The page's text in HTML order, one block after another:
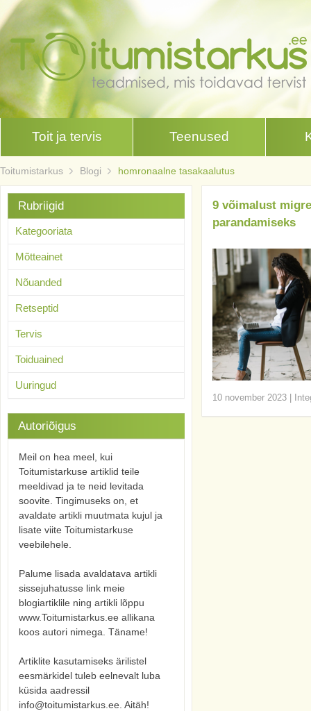
Toit ja tervis Teenused
Toitumistarkus Blogi homronaalne tasakaalutus
9 võimalust
parandamiseks
10 november 2023
Rubriigid
Kategooriata
Mõtteainet
Nõuanded
Retseptid
Tervis
Toiduained
Uuringud
Autoriõigus
Meil on hea meel, kui
Toitumistarkuse artiklid teile
meeldivad ja te neid levitada
soovite. Tingimuseks on, et
avaldate artikli muutmata kujul ja
lisate viite Toitumistarkuse
veebilehele.
Palume lisada avaldatava artikli
sissejuhatusse link meie
blogiartiklile ning artikli lõppu
www.Toitumistarkus.ee allikana
koos autori nimega. Täname!
Artiklite kasutamiseks ärilistel
eesmärkidel tuleb eelnevalt luba
küsida aadressil
info@toitumistarkus.ee. Aitäh!